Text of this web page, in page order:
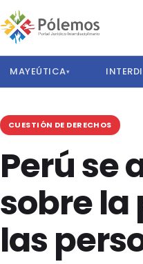
MAYEÚTICA▾
CUESTIÓN DE DERECHOS
Perú se
sobre la
las